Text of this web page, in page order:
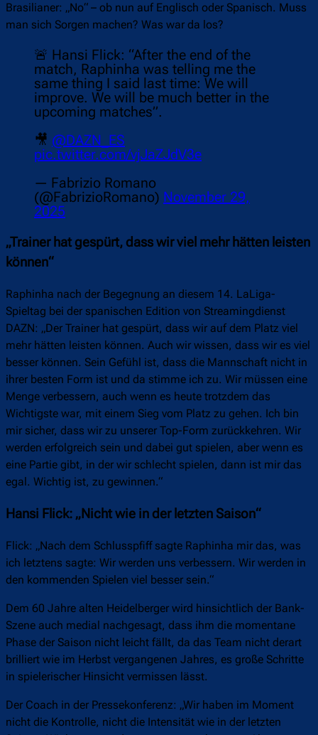
Brasilianer: „No“ – ob nun auf Englisch oder Spanisch. Muss
man sich Sorgen machen? Was war da los?
🚨 Hansi Flick: “After the end of the
match, Raphinha was telling me the
same thing I said last time: We will
improve. We will be much better in the
upcoming matches”.
🎥 @DAZN_ES
pic.twitter.com/vjJaZJdV3e
— Fabrizio Romano
(@FabrizioRomano) November 29,
2025
„Trainer hat gespürt, dass wir viel mehr hätten leisten
können“
Raphinha nach der Begegnung an diesem 14. LaLiga-
Spieltag bei der spanischen Edition von Streamingdienst
DAZN: „Der Trainer hat gespürt, dass wir auf dem Platz viel
mehr hätten leisten können. Auch wir wissen, dass wir es viel
besser können. Sein Gefühl ist, dass die Mannschaft nicht in
ihrer besten Form ist und da stimme ich zu. Wir müssen eine
Menge verbessern, auch wenn es heute trotzdem das
Wichtigste war, mit einem Sieg vom Platz zu gehen. Ich bin
mir sicher, dass wir zu unserer Top-Form zurückkehren. Wir
werden erfolgreich sein und dabei gut spielen, aber wenn es
eine Partie gibt, in der wir schlecht spielen, dann ist mir das
egal. Wichtig ist, zu gewinnen.“
Hansi Flick: „Nicht wie in der letzten Saison“
Flick: „Nach dem Schlusspfiff sagte Raphinha mir das, was
ich letztens sagte: ​​Wir werden uns verbessern. Wir werden in
den kommenden Spielen viel besser sein.“
Dem 60 Jahre alten Heidelberger wird hinsichtlich der Bank-
Szene auch medial nachgesagt, dass ihm die momentane
Phase der Saison nicht leicht fällt, da das Team nicht derart
brilliert wie im Herbst vergangenen Jahres, es große Schritte
in spielerischer Hinsicht vermissen lässt.
Der Coach in der Pressekonferenz: „Wir haben im Moment
nicht die Kontrolle, nicht die Intensität wie in der letzten